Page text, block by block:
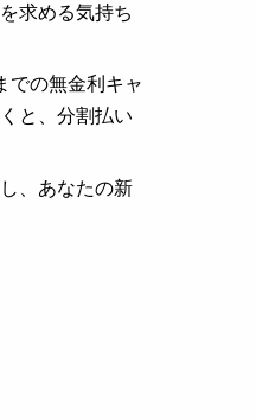
求める気持ち
での無金利キャ
と、分割払い
、あなたの新